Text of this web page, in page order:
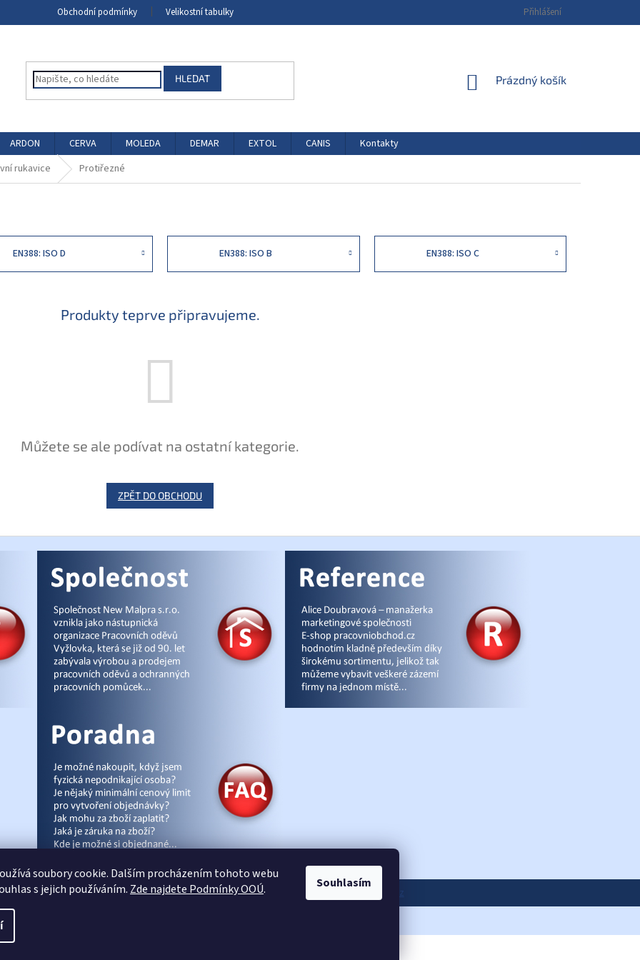
soubory cookie. Dalším procházením tohoto webu
s jejich používáním. Zde najdete Podmínky OOÚ. Souhlasím
Obchodní podmínky Velikostní tabulky Přihlášení
HLEDAT
NÁKUPNÍ
Prázdný košík
ARDON CERVA MOLEDA DEMAR EXTOL CANIS
Kontakty
rukavice Protiřezné
EN388: ISO D EN388: ISO B EN388: ISO C
Produkty teprve připravujeme.
Můžete se ale podívat na ostatní kategorie.
ZPĚT DO OBCHODU
|Úvod|Malpra|Fieldmann| Ardon|Moleda|Demar|Cerva|Kontakty eshop-joga.cz